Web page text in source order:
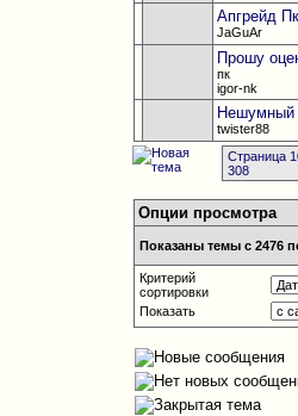
Апгрейд Пк
JaGuAr
Прошу
пк
igor-nk
Нешумный
twister88
Страница
308
Опции просмотра
Показаны темы с 2476
Критерий
сортировки
Показать